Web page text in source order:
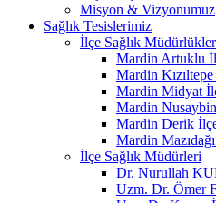
Misyon & Vizyonumuz
Sağlık Tesislerimiz
İlçe Sağlık
Mardin Artuklu
Mardin
Mardin Midyat
Mardin
Mardin Derik
Mardin
İlçe Sağlık Müdürleri
Dr. Nurullah
Uzm. Dr. Ömer